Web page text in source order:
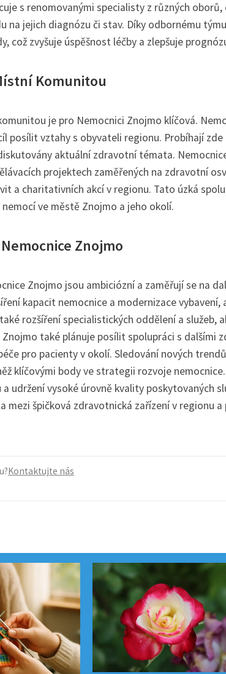
s renomovanými specialisty z různých
na jejich diagnózu či stav. Díky odbornému
což zvyšuje úspěšnost léčby a zlepšuje
Komunitou
je pro Nemocnici Znojmo klíčová.
posílit vztahy s obyvateli regionu. Probíhají
aktuální zdravotní témata.
projektech zaměřených na zdravotní
a charitativních akcí v regionu. Tato úzká
ve městě Znojmo a jeho okolí.
Znojmo
Znojmo jsou ambiciózní a zaměřují se na
kapacit nemocnice a modernizace
rozšíření specialistických oddělení a služeb,
také plánuje posílit spolupráci s dalšími
pro pacienty v okolí. Sledování nových
klíčovými body ve strategii rozvoje
udržení vysoké úrovně kvality poskytovaných
mezi špičková zdravotnická zařízení v regionu
Kontaktujte nás